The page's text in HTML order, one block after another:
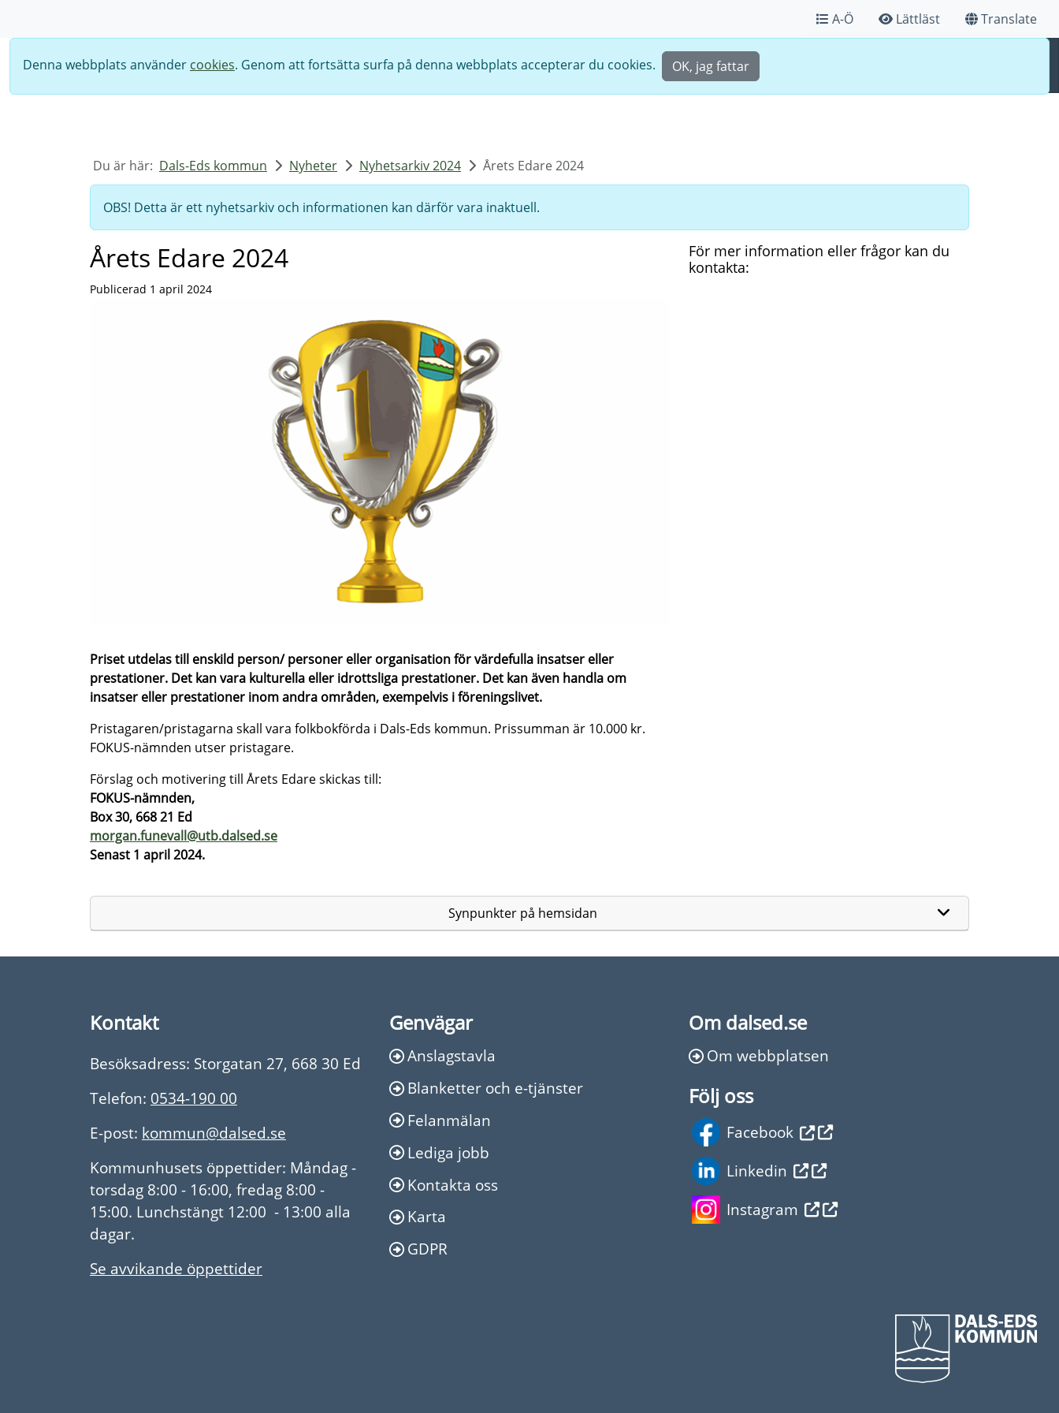
A-Ö Lättläst
Translate
Denna webbplats använder cookies. Genom att fortsätta surfa på denna webbplats accepterar du cookies. OK, jag fattar
Du är här: Dals-Eds kommun Nyheter Nyhetsarkiv 2024 Årets Edare 2024
OBS! Detta är ett nyhetsarkiv och informationen kan därför vara inaktuell.
Årets Edare 2024
Publicerad 1 april 2024
Priset utdelas till enskild person/ personer eller organisation för värdefulla insatser eller
prestationer. Det kan vara kulturella eller idrottsliga prestationer. Det kan även handla om
insatser eller prestationer inom andra områden, exempelvis i föreningslivet.
Pristagaren/pristagarna skall vara folkbokförda i Dals-Eds kommun. Prissumman är 10.000 kr.
FOKUS-nämnden utser pristagare.
Förslag och motivering till Årets Edare skickas till:
FOKUS-nämnden,
Box 30, 668 21 Ed
morgan.funevall@utb.dalsed.se
Senast 1 april 2024.
För mer information eller frågor kan du
kontakta:
Synpunkter på hemsidan
Kontakt
Besöksadress: Storgatan 27, 668 30 Ed
Telefon: 0534-190 00
E-post: kommun@dalsed.se
Kommunhusets öppettider: Måndag -
torsdag 8:00 - 16:00, fredag 8:00 -
15:00. Lunchstängt 12:00 - 13:00 alla
dagar.
Se avvikande öppettider
Genvägar
Anslagstavla
Blanketter och e-tjänster
Felanmälan
Lediga jobb
Kontakta oss
Karta
GDPR
Om dalsed.se
Om webbplatsen
Följ oss
Facebook
Linkedin
Instagram